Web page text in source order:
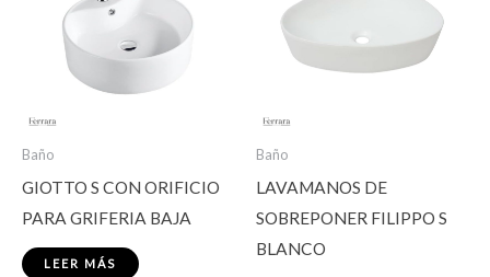
Baño
GIOTTO S CON ORIFICIO
PARA GRIFERIA BAJA
LEER MÁS
Baño
LAVAMANOS DE
SOBREPONER FILIPPO S
BLANCO